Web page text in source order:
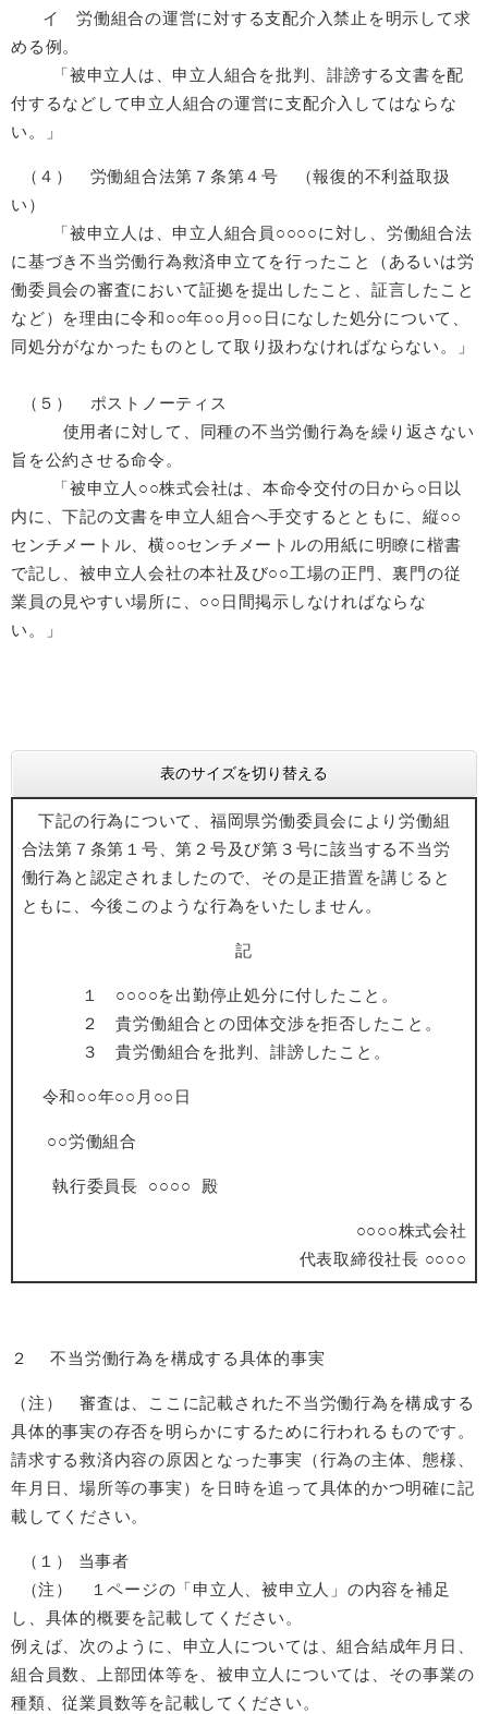
イ 労働組合の運営に対する支配介入禁止を明示して求
める例。
「被申立人は、申立人組合を批判、誹謗する文書を配
付するなどして申立人組合の運営に支配介入してはならな
い。」
（４） 労働組合法第７条第４号 （報復的不利益取扱
い）
「被申立人は、申立人組合員○○○○に対し、労働組合法
に基づき不当労働行為救済申立てを行ったこと（あるいは労
働委員会の審査において証拠を提出したこと、証言したこと
など）を理由に令和○○年○○月○○日になした処分について、
同処分がなかったものとして取り扱わなければならない。」
（５） ポストノーティス
使用者に対して、同種の不当労働行為を繰り返さない
旨を公約させる命令。
「被申立人○○株式会社は、本命令交付の日から○日以
内に、下記の文書を申立人組合へ手交するとともに、縦○○
センチメートル、横○○センチメートルの用紙に明瞭に楷書
で記し、被申立人会社の本社及び○○工場の正門、裏門の従
業員の見やすい場所に、○○日間掲示しなければならな
い。」
表のサイズを切り替える
下記の行為について、福岡県労働委員会により労働組
合法第７条第１号、第２号及び第３号に該当する不当労
働行為と認定されましたので、その是正措置を講じると
ともに、今後このような行為をいたしません。
記
１ ○○○○を出勤停止処分に付したこと。
２ 貴労働組合との団体交渉を拒否したこと。
３ 貴労働組合を批判、誹謗したこと。
令和○○年○○月○○日
○○労働組合
執行委員長 ○○○○ 殿
○○○○株式会社
代表取締役社長 ○○○○
２ 不当労働行為を構成する具体的事実
（注） 審査は、ここに記載された不当労働行為を構成する
具体的事実の存否を明らかにするために行われるものです。
請求する救済内容の原因となった事実（行為の主体、態様、
年月日、場所等の事実）を日時を追って具体的かつ明確に記
載してください。
（１） 当事者
（注） １ページの「申立人、被申立人」の内容を補足
し、具体的概要を記載してください。
例えば、次のように、申立人については、組合結成年月日、
組合員数、上部団体等を、被申立人については、その事業の
種類、従業員数等を記載してください。